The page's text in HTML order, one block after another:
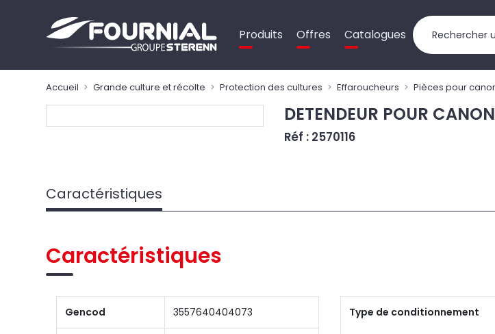
Produits Offres Catalogues
Accueil Grande culture et récolte Protection des cultures Effaroucheurs Pièces pour
DETENDEUR POUR
Réf : 2570116
Caractéristiques
Caractéristiques
Gencod 3557640404073 Type de conditionnement